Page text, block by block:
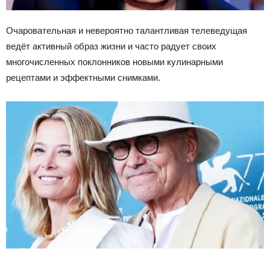
Очаровательная и невероятно талантливая телеведущая
ведёт активный образ жизни и часто радует своих
многочисленных поклонников новыми кулинарными
рецептами и эффектными снимками.